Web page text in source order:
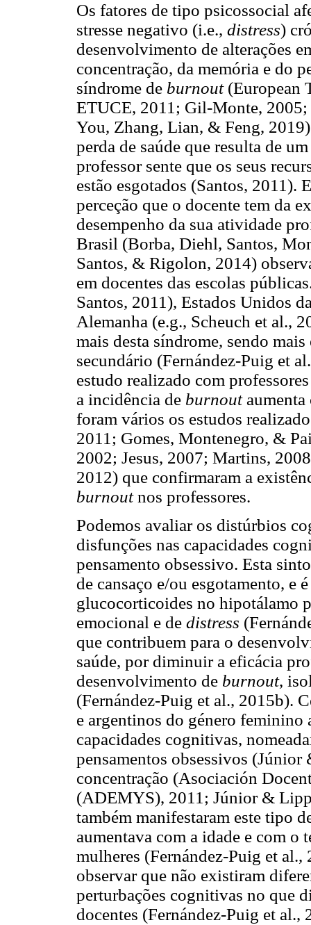
Os fatores de tipo psicossocial
stresse negativo (i.e., distress)
desenvolvimento de alterações
concentração, da memória e do
síndrome de burnout(European
ETUCE, 2011; Gil-Monte,
You, Zhang, Lian, & Feng,
perda de saúde que resulta de
professor sente que os seus
estão esgotados (Santos, 2011).
perceção que o docente tem da
desempenho da sua atividade
Brasil (Borba, Diehl, Santos,
Santos, & Rigolon, 2014)
em docentes das escolas
Santos, 2011), Estados Unidos
Alemanha (e.g., Scheuch et al.,
mais desta síndrome, sendo
secundário (Fernández-Puig et
estudo realizado com
a incidência de burnoutaumenta
foram vários os estudos
2011; Gomes, Montenegro, &
2002; Jesus, 2007; Martins,
2012) que confirmaram a
burnoutnos professores.
Podemos avaliar os distúrbios
disfunções nas capacidades
pensamento obsessivo. Esta
de cansaço e/ou esgotamento, e
glucocorticoides no hipotálamo
emocional e de distress
que contribuem para o
saúde, por diminuir a eficácia
desenvolvimento de burnout,
(Fernández-Puig et al., 2015b).
e argentinos do género feminino
capacidades cognitivas,
pensamentos obsessivos
concentração (Asociación
(ADEMYS), 2011; Júnior &
também manifestaram este tipo
aumentava com a idade e com o
mulheres (Fernández-Puig et
observar que não existiram
perturbações cognitivas no que
docentes (Fernández-Puig et al.,